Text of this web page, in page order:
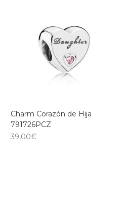
Charm Corazón de Hija
791726PCZ
39,00€